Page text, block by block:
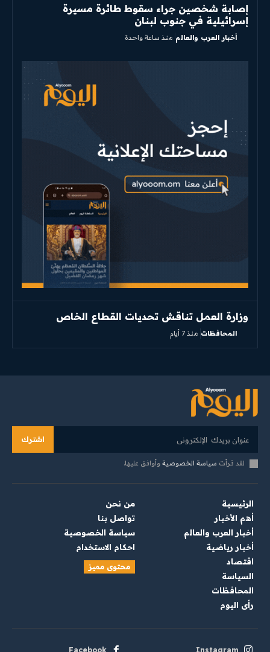
إصابة شخصين جراء سقوط طائرة مسيرة
إسرائيلية في جنوب لبنان
أخبار العرب والعالم منذ ساعة واحدة
وزارة العمل تناقش تحديات القطاع الخاص
المحافظات منذ 7 أيام
اشترك
لقد قرأت سياسة الخصوصية وأوافق عليها.
الرئيسية
أهم الأخبار
أخبار العرب والعالم
أخبار رياضية
اقتصاد
السياسة
المحافظات
رأي اليوم
من نحن
تواصل بنا
سياسة الخصوصية
احكام الاستخدام
محتوى مميز
Facebook Instagram